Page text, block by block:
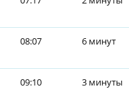
08:07 6 минут
09:10 3 минуты